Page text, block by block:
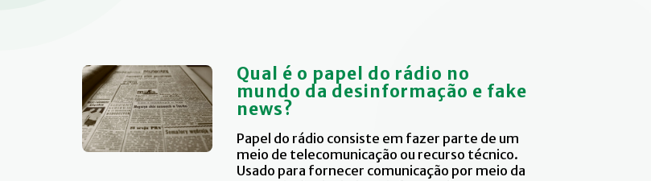
Qual é o papel do rádio no
mundo da desinformação e fake
news?
Papel do rádio consiste em fazer parte de um
meio de telecomunicação ou recurso técnico.
Usado para fornecer comunicação por meio da